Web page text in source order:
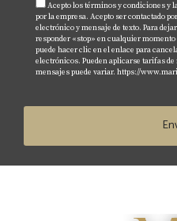
¿Qué factores debo
una ubicación?
Debes tener en cuenta
las proyecciones futuras
Recuerda siempre
Acepto los términos y condiciones y
por la empresa. Acepto ser contactado
electrónico y mensaje de texto. Para
responder «stop» en cualquier
puede hacer clic en el enlace para
electrónicos. Pueden aplicarse tarifas
mensajes puede variar. https://